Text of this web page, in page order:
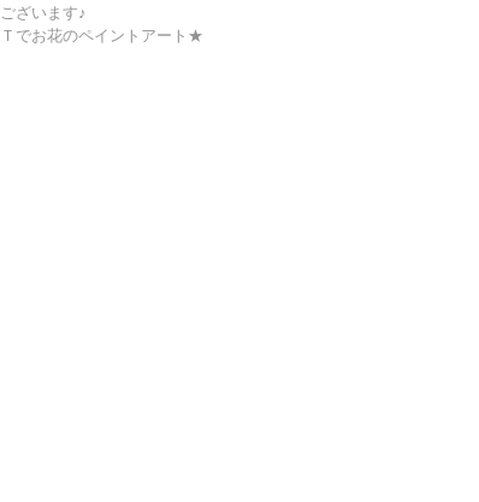
ざいます♪
でお花のペイントアート★